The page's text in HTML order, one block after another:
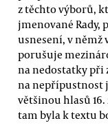
z těchto výborů,
jmenované Rady,
usnesení, v němž
porušuje
na nedostatky při
na nepřípustnost
většinou hlasů
tam byla k textu